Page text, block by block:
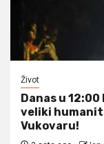
Život
Danas u
veliki
Vukovaru!